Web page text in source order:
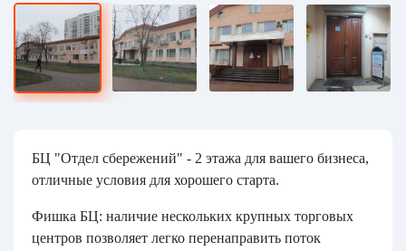
БЦ "Отдел сбережений" - 2 этажа для вашего бизнеса,
отличные условия для хорошего старта.
Фишка БЦ: наличие нескольких крупных торговых
центров позволяет легко перенаправить поток